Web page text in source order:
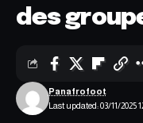
des
Last updated: 03/11/2025
Panafrofoot